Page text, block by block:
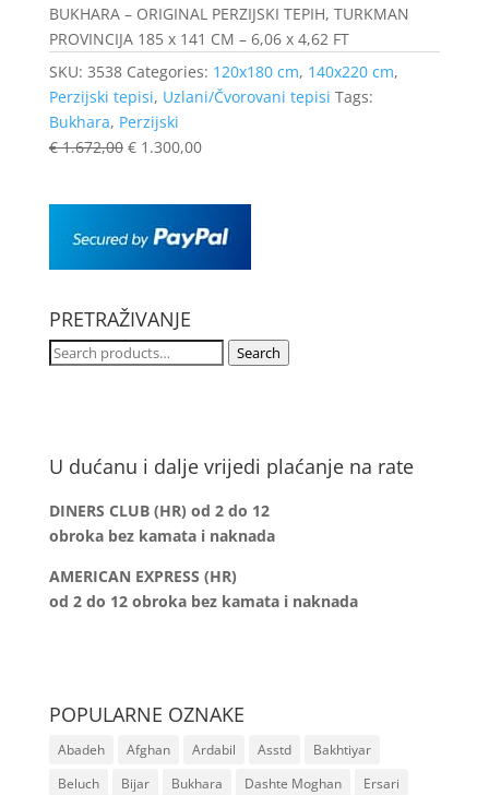
BUKHARA – ORIGINAL PERZIJSKI TEPIH, TURKMAN
PROVINCIJA 185 x 141 CM – 6,06 x 4,62 FT
SKU: 3538 Categories: 120x180 cm, 140x220 cm,
Perzijski tepisi, Uzlani/Čvorovani tepisi Tags:
Bukhara, Perzijski
€1.672,00 €1.300,00
PRETRAŽIVANJE
Search
Search
U dućanu i dalje vrijedi plaćanje na rate
DINERS CLUB (HR) od 2 do 12
obroka bez kamata i naknada
AMERICAN EXPRESS (HR)
od 2 do 12 obroka bez kamata i naknada
POPULARNE OZNAKE
Abadeh Afghan Ardabil Asstd
Bakhtiyar
Beluch
Bijar Bukhara Dashte Moghan
Ersari